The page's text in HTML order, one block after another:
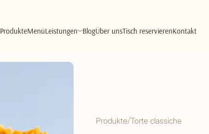
ProdukteMenüLeistungen BlogÜber unsTisch reservierenKontakt
Produkte Torte classiche